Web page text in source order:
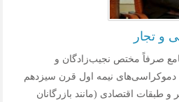
و تجار
صرفاً مختص نجیب‌زادگان و
دموکراسی‌های نیمه اول قرن سیزدهم
و طبقات اقتصادی (مانند بازرگانان